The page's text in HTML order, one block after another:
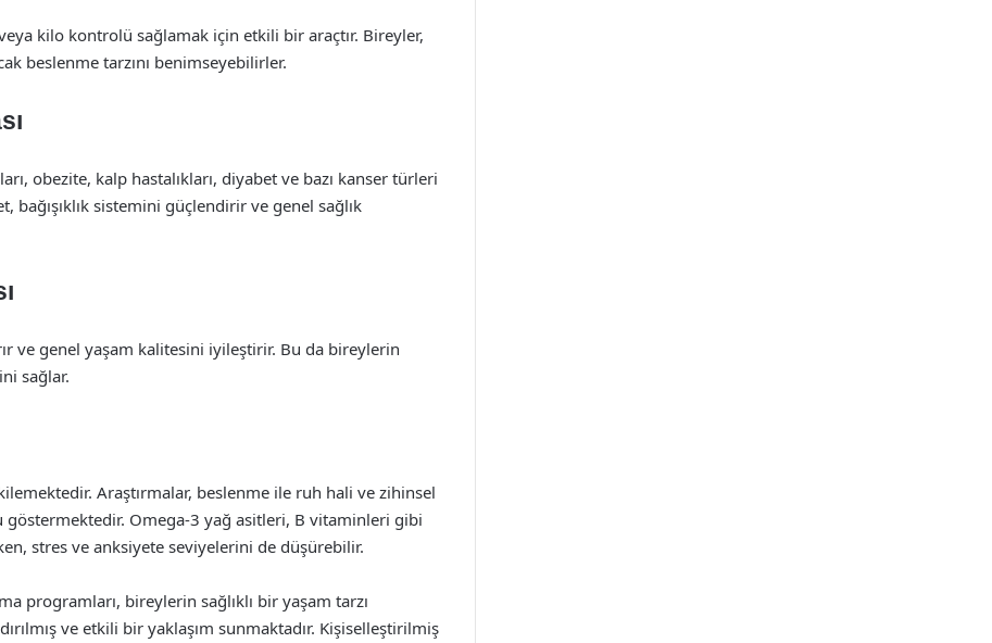
kilo kontrolü sağlamak için etkili bir araçtır. Bireyler,
beslenme tarzını benimseyebilirler.
obezite, kalp hastalıkları, diyabet ve bazı kanser türleri
bağışıklık sistemini güçlendirir ve genel sağlık
ve genel yaşam kalitesini iyileştirir. Bu da bireylerin
sağlar.
Araştırmalar, beslenme ile ruh hali ve zihinsel
Omega-3 yağ asitleri, B vitaminleri gibi
stres ve anksiyete seviyelerini de düşürebilir.
programları, bireylerin sağlıklı bir yaşam tarzı
ve etkili bir yaklaşım sunmaktadır. Kişiselleştirilmiş